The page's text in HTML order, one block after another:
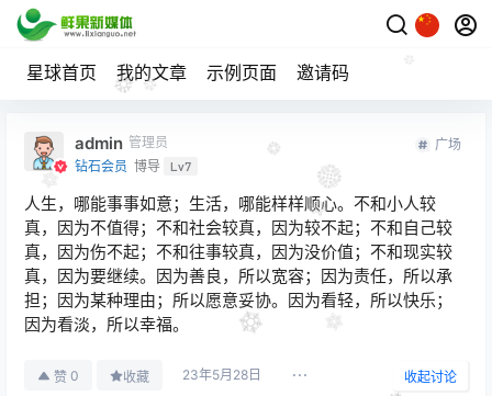
星球首页 我的文章 示例页面 邀请码
admin 管理员
钻石会员 博导 Lv7
广场
人生，哪能事事如意；生活，哪能样样顺心。不和小人较
真，因为不值得；不和社会较真，因为较不起；不和自己较
真，因为伤不起；不和往事较真，因为没价值；不和现实较
真，因为要继续。因为善良，所以宽容；因为责任，所以承
担；因为某种理由；所以愿意妥协。因为看轻，所以快乐；
因为看淡，所以幸福。
赞 0 收藏 23年5月28日 收起讨论